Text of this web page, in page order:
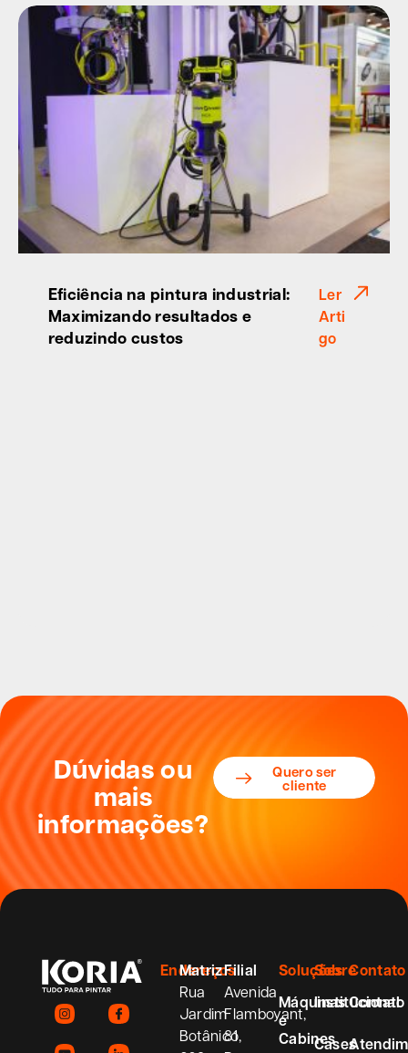
Eficiência na pintura industrial:
Maximizando resultados e
reduzindo custos
Ler
Arti
go
Dúvidas ou
mais
informações?
Quero ser
cliente
Endereços
Matriz
Rua
Jardim
Botânico,
Filial
Avenida
Flamboyant,
81
Soluções
Máquinas
e
Cabines
Sobre
Institucional
Cases
Contato
Contato